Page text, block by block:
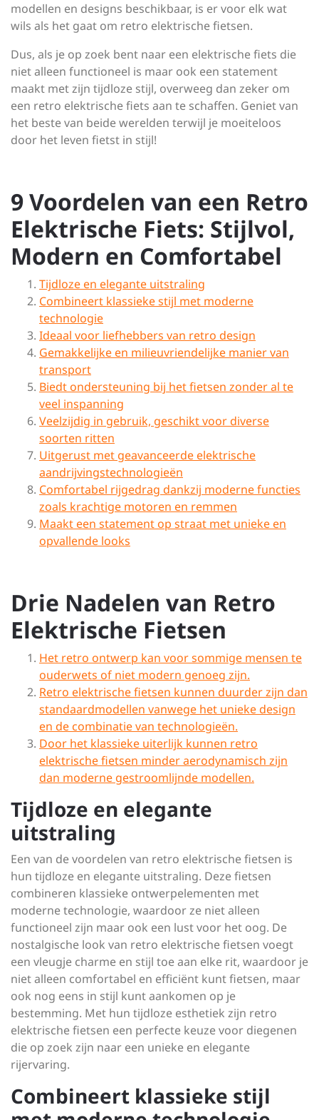
modellen en designs beschikbaar, is er voor elk wat
wils als het gaat om retro elektrische fietsen.
Dus, als je op zoek bent naar een elektrische fiets die
niet alleen functioneel is maar ook een statement
maakt met zijn tijdloze stijl, overweeg dan zeker om
een retro elektrische fiets aan te schaffen. Geniet van
het beste van beide werelden terwijl je moeiteloos
door het leven fietst in stijl!
9 Voordelen van een Retro
Elektrische Fiets: Stijlvol,
Modern en Comfortabel
Tijdloze en elegante uitstraling
Combineert klassieke stijl met moderne
technologie
Ideaal voor liefhebbers van retro design
Gemakkelijke en milieuvriendelijke manier van
transport
Biedt ondersteuning bij het fietsen zonder al te
veel inspanning
Veelzijdig in gebruik, geschikt voor diverse
soorten ritten
Uitgerust met geavanceerde elektrische
aandrijvingstechnologieën
Comfortabel rijgedrag dankzij moderne functies
zoals krachtige motoren en remmen
Maakt een statement op straat met unieke en
opvallende looks
Drie Nadelen van Retro
Elektrische Fietsen
Het retro ontwerp kan voor sommige mensen te
ouderwets of niet modern genoeg zijn.
Retro elektrische fietsen kunnen duurder zijn dan
standaardmodellen vanwege het unieke design
en de combinatie van technologieën.
Door het klassieke uiterlijk kunnen retro
elektrische fietsen minder aerodynamisch zijn
dan moderne gestroomlijnde modellen.
Tijdloze en elegante
uitstraling
Een van de voordelen van retro elektrische fietsen is
hun tijdloze en elegante uitstraling. Deze fietsen
combineren klassieke ontwerpelementen met
moderne technologie, waardoor ze niet alleen
functioneel zijn maar ook een lust voor het oog. De
nostalgische look van retro elektrische fietsen voegt
een vleugje charme en stijl toe aan elke rit, waardoor je
niet alleen comfortabel en efficiënt kunt fietsen, maar
ook nog eens in stijl kunt aankomen op je
bestemming. Met hun tijdloze esthetiek zijn retro
elektrische fietsen een perfecte keuze voor diegenen
die op zoek zijn naar een unieke en elegante
rijervaring.
Combineert klassieke stijl